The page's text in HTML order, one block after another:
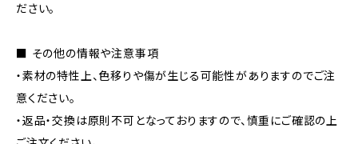
ださい。
■ その他の情報や注意事項
・素材の特性上、色移りや傷が生じる可能性がありますのでご注
意ください。
・返品・交換は原則不可となっておりますので、慎重にご確認の上